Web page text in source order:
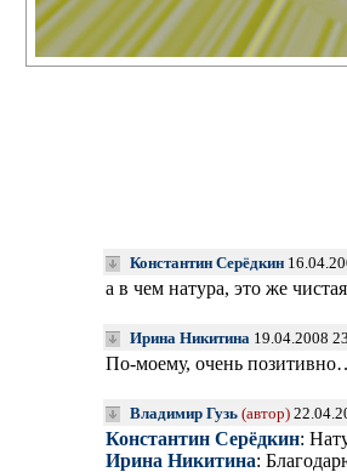
Константин Серёдкин
а в чем натура, это же
Ирина Никитина 19.04.2008
По-моему, очень
Владимир Гузь (автор)
Константин Серёдкин:
Ирина Никитина: